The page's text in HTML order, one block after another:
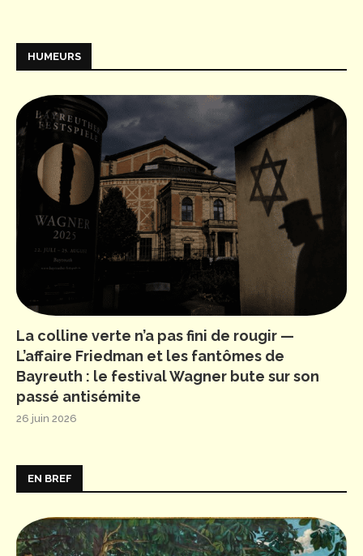
HUMEURS
La colline verte n’a pas fini de rougir —
L’affaire Friedman et les fantômes de
Bayreuth : le festival Wagner bute sur son
passé antisémite
26 juin 2026
EN BREF